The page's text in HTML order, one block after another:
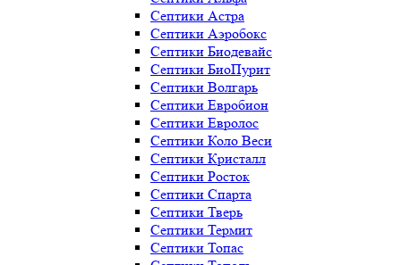
Септики Астра
Септики Аэробокс
Септики Биодевайс
Септики БиоПурит
Септики Волгарь
Септики Евробион
Септики Евролос
Септики Коло Веси
Септики Кристалл
Септики Росток
Септики Спарта
Септики Тверь
Септики Термит
Септики Топас